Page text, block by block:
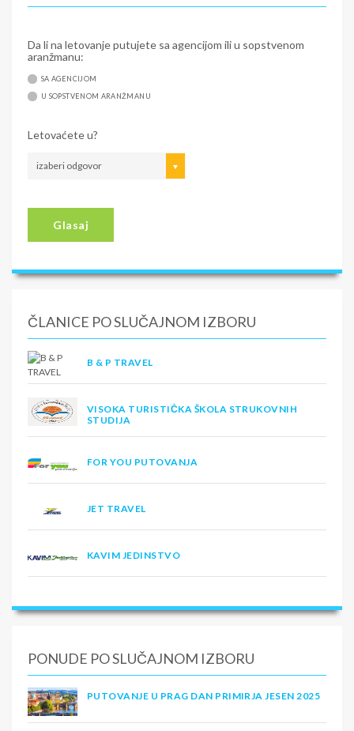
Da li na letovanje putujete sa agencijom ili u sopstvenom
aranžmanu:
SA AGENCIJOM
U SOPSTVENOM ARANŽMANU
Letovaćete u?
izaberi odgovor
Glasaj
ČLANICE PO SLUČAJNOM IZBORU
B & P TRAVEL
VISOKA TURISTIČKA ŠKOLA STRUKOVNIH
STUDIJA
FOR YOU PUTOVANJA
JET TRAVEL
KAVIM JEDINSTVO
PONUDE PO SLUČAJNOM IZBORU
PUTOVANJE U PRAG DAN PRIMIRJA JESEN 2025